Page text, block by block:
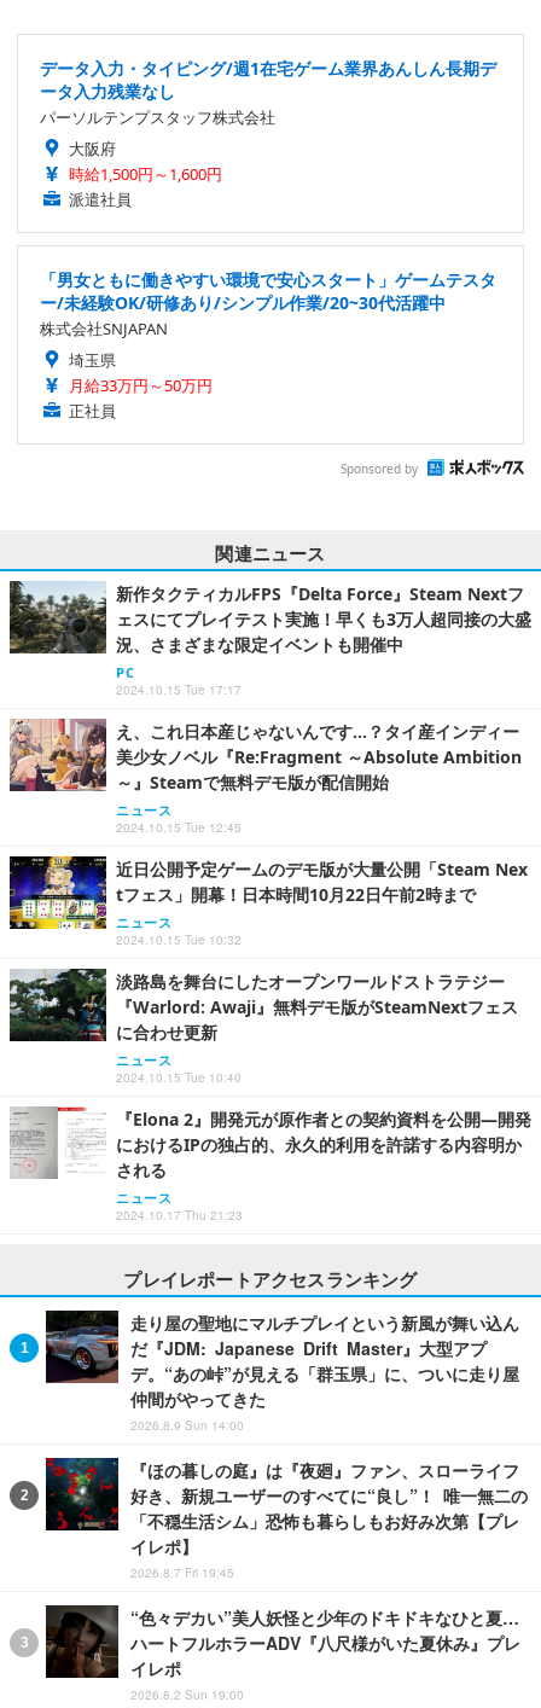
データ入力・タイピング/週1在宅ゲーム業界あんしん長期デ
ータ入力残業なし
パーソルテンプスタッフ株式会社
大阪府
時給1,500円～1,600円
派遣社員
「男女ともに働きやすい環境で安心スタート」ゲームテスタ
ー/未経験OK/研修あり/シンプル作業/20~30代活躍中
株式会社SNJAPAN
埼玉県
月給33万円～50万円
正社員
Sponsored by
関連ニュース
新作タクティカルFPS『Delta Force』Steam Nextフ
ェスにてプレイテスト実施！早くも3万人超同接の大盛
況、さまざまな限定イベントも開催中
PC
2024.10.15 Tue 17:17
え、これ日本産じゃないんです…？タイ産インディー
美少女ノベル『Re:Fragment ～Absolute Ambition
～』Steamで無料デモ版が配信開始
ニュース
2024.10.15 Tue 12:45
近日公開予定ゲームのデモ版が大量公開「Steam Nex
tフェス」開幕！日本時間10月22日午前2時まで
ニュース
2024.10.15 Tue 10:32
淡路島を舞台にしたオープンワールドストラテジー
『Warlord: Awaji』無料デモ版がSteamNextフェス
に合わせ更新
ニュース
2024.10.15 Tue 10:40
『Elona 2』開発元が原作者との契約資料を公開―開発
におけるIPの独占的、永久的利用を許諾する内容明か
される
ニュース
2024.10.17 Thu 21:23
プレイレポートアクセスランキング
走り屋の聖地にマルチプレイという新風が舞い込ん
だ『JDM: Japanese Drift Master』大型アプ
デ。“あの峠”が見える「群玉県」に、ついに走り屋
仲間がやってきた
2026.8.9 Sun 14:00
『ほの暮しの庭』は『夜廻』ファン、スローライフ
好き、新規ユーザーのすべてに“良し”！ 唯一無二の
「不穏生活シム」恐怖も暮らしもお好み次第【プレ
イレポ】
2026.8.7 Fri 19:45
“色々デカい”美人妖怪と少年のドキドキなひと夏…
ハートフルホラーADV『八尺様がいた夏休み』プレ
イレポ
2026.8.2 Sun 19:00